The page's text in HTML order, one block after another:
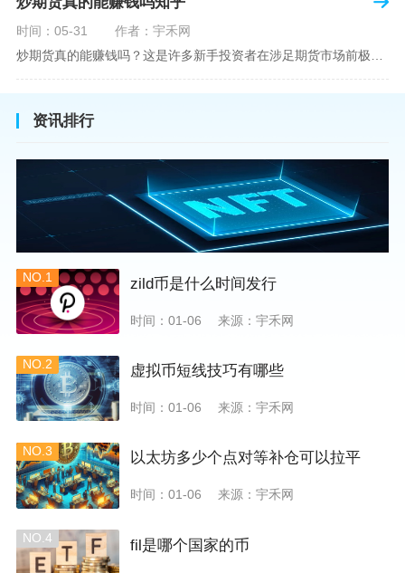
时间：05-31
作者：宇禾网
资讯排行
NO.1 zild币是什么时间发行
时间：01-06 来源：宇禾网
NO.2 虚拟币短线技巧有哪些
时间：01-06 来源：宇禾网
NO.3 以太坊多少个点对等补仓可以拉平
时间：01-06 来源：宇禾网
NO.4 fil是哪个国家的币